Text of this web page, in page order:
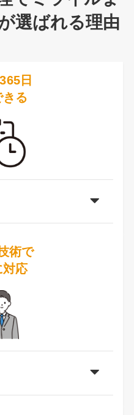
選ばれる理由
日
る
術で
対応